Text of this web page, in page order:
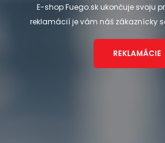
E-shop Fuego.sk ukončuje svoju
reklamácií je vám náš zákaznícky
REKLAMÁCIE